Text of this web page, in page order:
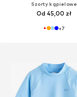
Szorty kąpielowe
Od 45,00 zł
+7